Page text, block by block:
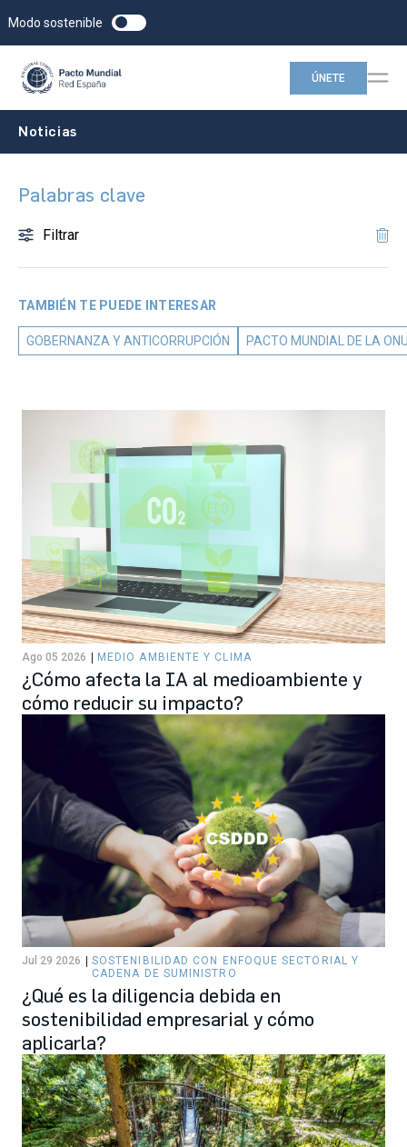
Modo sostenible
ÚNETE
Noticias
Palabras clave
Filtrar
TAMBIÉN TE PUEDE INTERESAR
GOBERNANZA Y ANTICORRUPCIÓN PACTO MUNDIAL DE LA
Ago 05 2026 MEDIO AMBIENTE Y CLIMA
¿Cómo afecta la IA al medioambiente y
cómo reducir su impacto?
Jul 29 2026
SOSTENIBILIDAD CON ENFOQUE SECTORIAL Y
CADENA DE SUMINISTRO
¿Qué es la diligencia debida en
sostenibilidad empresarial y cómo
aplicarla?